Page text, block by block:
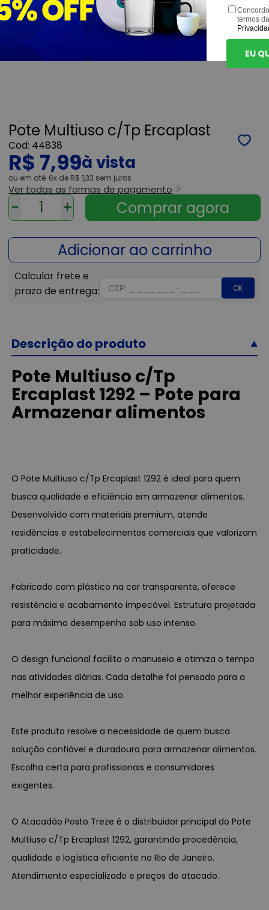
Pote Multiuso c/Tp Ercaplast
44838
R$ 7,99
ou 6x de R$ 1,33 sem juros
Ver todas as formas de pagamento
- +
OK
Descrição do produto
Pote Multiuso c/Tp
Ercaplast 1292 – Pote para
Armazenar alimentos
O Pote Multiuso c/Tp Ercaplast 1292 é ideal para quem
busca qualidade e eficiência em armazenar alimentos.
Desenvolvido com materiais premium, atende
residências e estabelecimentos comerciais que valorizam
praticidade.
Fabricado com plástico na cor transparente, oferece
resistência e acabamento impecável. Estrutura projetada
para máximo desempenho sob uso intenso.
O design funcional facilita o manuseio e otimiza o tempo
nas atividades diárias. Cada detalhe foi pensado para a
melhor experiência de uso.
Este produto resolve a necessidade de quem busca
solução confiável e duradoura para armazenar alimentos.
Escolha certa para profissionais e consumidores
exigentes.
O Atacadão Posto Treze é o distribuidor principal do Pote
Multiuso c/Tp Ercaplast 1292, garantindo procedência,
qualidade e logística eficiente no Rio de Janeiro.
Atendimento especializado e preços de atacado.
termos
EU